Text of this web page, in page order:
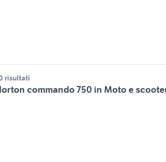
risultati
commando 750 in Moto e